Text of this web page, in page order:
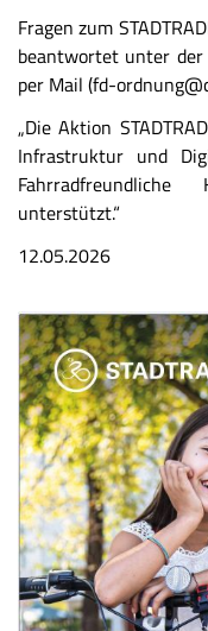
Fragen zum
beantwortet unter
per Mail (fd-
„Die Aktion
Infrastruktur und
Fahrradfreundliche
unterstützt.“
12.05.2026